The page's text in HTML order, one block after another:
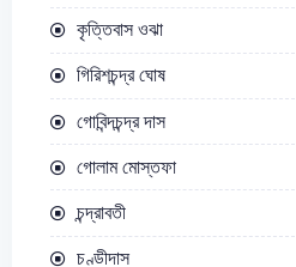
কৃত্তিবাস ওঝা
গিরিশচন্দ্র ঘোষ
গোবিন্দচন্দ্র দাস
গোলাম মোস্তফা
চন্দ্রাবতী
চণ্ডীদাস